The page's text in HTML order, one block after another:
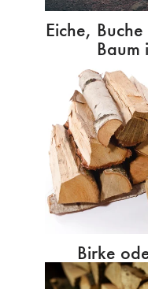
Eiche,
Baum
Birke